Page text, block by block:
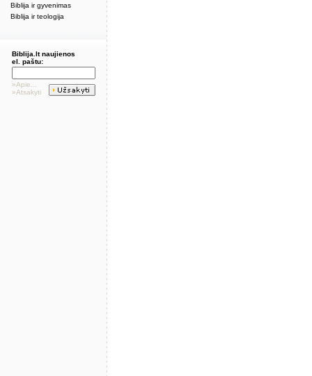
Biblija ir gyvenimas
Biblija ir teologija
Biblija.lt naujienos
el. paštu:
»Apie...
»Atsakyti